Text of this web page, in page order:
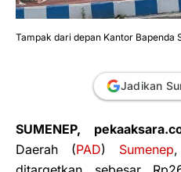
Tampak dari depan Kantor Bapenda
Jadikan
SUMENEP,
Daerah (PAD) Sumenep